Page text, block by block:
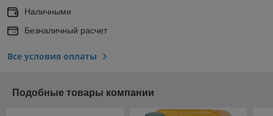
Наличными
Безналичный расчет
Все условия оплаты
Подобные товары компании